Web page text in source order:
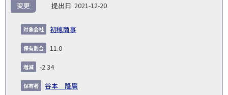
2021-12-20
初穂商事
変更
11.0
-2.34
谷本 隆廣